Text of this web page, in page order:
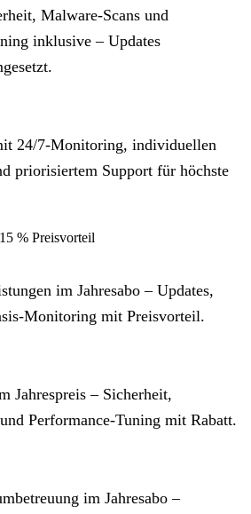
Malware‑Scans und
inklusive – Updates
24/7‑Monitoring, individuellen
priorisiertem Support für höchste
15 % Preisvorteil
im Jahresabo – Updates,
mit Preisvorteil.
Jahrespreis – Sicherheit,
Performance‑Tuning mit Rabatt.
im Jahresabo –